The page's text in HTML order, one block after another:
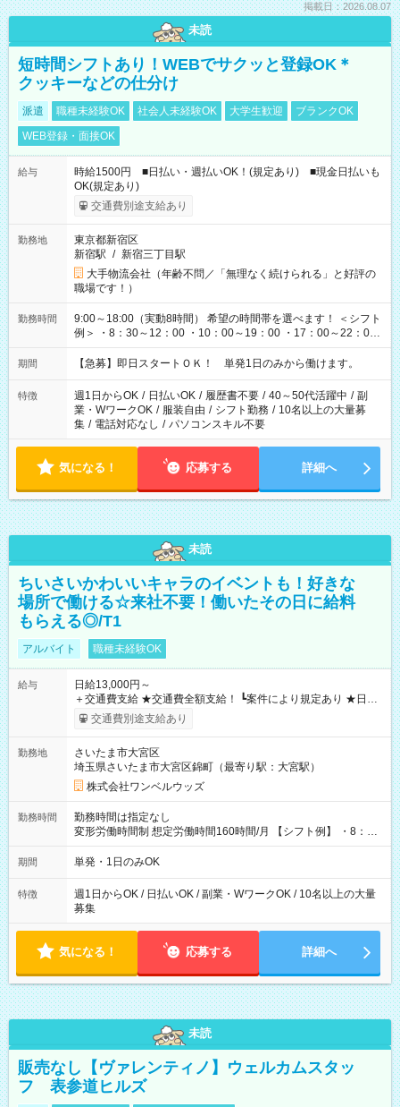
掲載日：2026.08.07
未読
短時間シフトあり！WEBでサクッと登録OK＊
クッキーなどの仕分け
派遣 職種未経験OK 社会人未経験OK 大学生歓迎
ブランクOK
WEB登録・面接OK
給与
時給1500円 ■日払い・週払いOK！(規定あり) ■現金日払いも
OK(規定あり)
交通費別途支給あり
勤務地
東京都新宿区
新宿駅 / 新宿三丁目駅
大手物流会社（年齢不問／「無理なく続けられる」と好評の
職場です！）
勤務時間
9:00～18:00（実動8時間） 希望の時間帯を選べます！ ＜シフト
例＞ ・8：30～12：00 ・10：00～19：00 ・17：00～22：00
・13：00～22：00 ・22：00～翌6：00 など
期間 【急募】即日スタートＯＫ！ 単発1日のみから働けます。
特徴 週1日からOK / 日払いOK / 履歴書不要 / 40～50代活躍中 / 副
業・WワークOK / 服装自由 / シフト勤務 / 10名以上の大量募
集 / 電話対応なし / パソコンスキル不要
気になる！ 応募する 詳細へ
未読
ちいさいかわいいキャラのイベントも！好きな
場所で働ける☆来社不要！働いたその日に給料
もらえる◎/T1
アルバイト 職種未経験OK
給与
日給13,000円～
＋交通費支給 ★交通費全額支給！ ┗案件により規定あり ★日払
いOK！（規定あり） ┗働いたその日に現金GET♪ お仕事後はコ
ンビニATMから 日払い分を引き落とせます！ 【試用期間】試
交通費別途支給あり
勤務地
さいたま市大宮区
埼玉県さいたま市大宮区錦町（最寄り駅：大宮駅）
株式会社ワンベルウッズ
勤務時間
勤務時間は指定なし
変形労働時間制 想定労働時間160時間/月 【シフト例】 ・8：00
～21：00
期間 単発・1日のみOK
特徴
週1日からOK / 日払いOK / 副業・WワークOK / 10名以上の大量
募集
気になる！ 応募する 詳細へ
未読
販売なし【ヴァレンティノ】ウェルカムスタッ
フ 表参道ヒルズ